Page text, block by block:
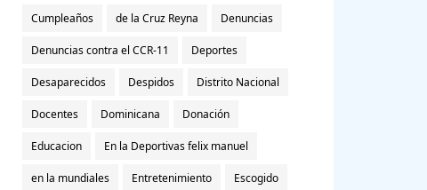
Cumpleaños de la Cruz Reyna Denuncias
Denuncias contra el CCR-11 Deportes
Desaparecidos Despidos Distrito Nacional
Docentes Dominicana Donación
Educacion En la Deportivas felix manuel
en la mundiales Entretenimiento Escogido